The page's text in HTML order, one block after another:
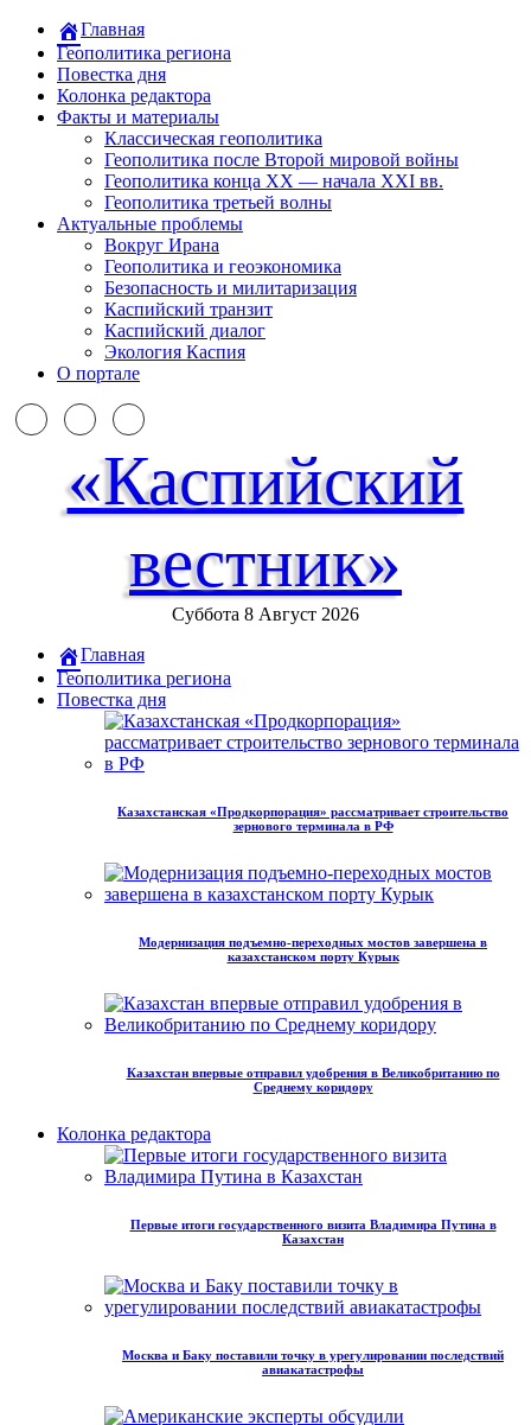
Главная
Геополитика региона
Повестка дня
Колонка редактора
Факты и материалы
Классическая геополитика
Геополитика после Второй мировой войны
Геополитика конца XX — начала XXI вв.
Геополитика третьей волны
Актуальные проблемы
Вокруг Ирана
Геополитика и геоэкономика
Безопасность и милитаризация
Каспийский транзит
Каспийский диалог
Экология Каспия
О портале
«Каспийский
вестник»
Суббота 8 Август 2026
Главная
Геополитика региона
Повестка дня
Казахстанская «Продкорпорация» рассматривает строительство
зернового терминала в РФ
Модернизация подъемно-переходных мостов завершена в
казахстанском порту Курык
Казахстан впервые отправил удобрения в Великобританию по
Среднему коридору
Колонка редактора
Первые итоги государственного визита Владимира Путина в
Казахстан
Москва и Баку поставили точку в урегулировании последствий
авиакатастрофы